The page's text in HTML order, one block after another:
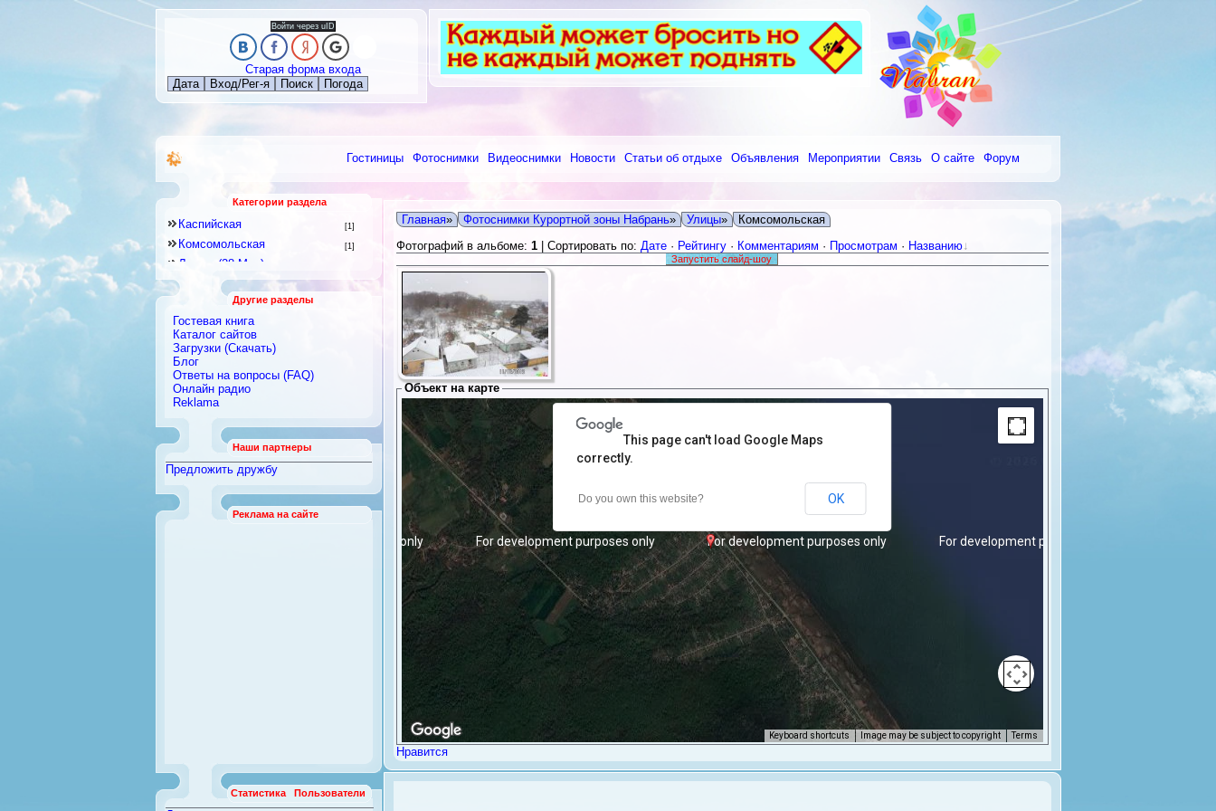
Войти через uID
Старая форма входа
Дата
Вход/Рег-я Поиск Погода
Гостиницы Фотоснимки Видеоснимки Новости Статьи об отдыхе Объявления Мероприятии Связь О сайте Форум
Категории раздела
Каспийская [1]
Комсомольская [1]
Ленина(28 Мая)
Лесная(Азербайджана)
Молодежная(Mirza Veliyeva)
Набережная (Sahil)
Виноградник
Гызыл Чыхан
Далгалы
Другие разделы
Гостевая книга
Каталог сайтов
Загрузки (Скачать)
Блог
Ответы на вопросы (FAQ)
Онлайн радио
Reklama
Наши партнеры
Предложить дружбу
Реклама на сайте
Статистика Пользователи
Главная» Фотоснимки Курортной зоны Набрань» Улицы»
Комсомольская
Фотографий в альбоме: 1| Сортировать по: Дате· Рейтингу· Комментариям · Просмотрам · Названию
Объект на карте
For development purposes only
For development purposes only
For development purposes only
For development purposes only
For development purposes only For development purposes only
For development purposes only
For development purposes only
For development purposes only
For development purposes only
Keyboard shortcuts Image may be subject to copyright Terms
This page can't load Google Maps
correctly.
Do you own this website? OK
Нравится